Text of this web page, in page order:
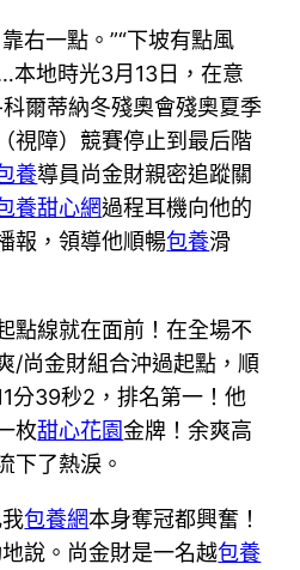
右一點。”“下坡有點風
本地時光3月13日，在意
爾蒂納冬殘奧會殘奧夏季
視障）競賽停止到最后階
養導員尚金財親密追蹤關
養甜心網過程耳機向他的
報，領導他順暢包養滑
點線就在面前！在全場不
/尚金財組合沖過起點，順
分39秒2，排名第一！他
枚甜心花園金牌！余爽高
下了熱淚。
包養網本身奪冠都興奮！
說。尚金財是一名越包養